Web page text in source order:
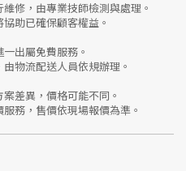
維修，由專業技師檢測與處理。
助已確保顧客權益。
一出屬免費服務。
物流配送人員依規辦理。
差異，價格可能不同。
服務 ，售價依現場報價為準。